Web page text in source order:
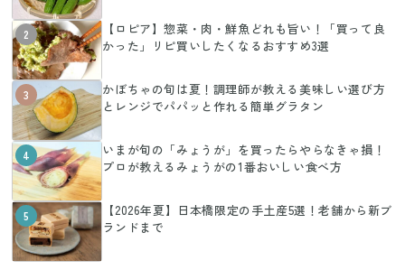
2
【ロピア】惣菜・肉・鮮魚どれも旨い！「買って良
かった」リピ買いしたくなるおすすめ3選
3
かぼちゃの旬は夏！調理師が教える美味しい選び方
とレンジでパパッと作れる簡単グラタン
4
いまが旬の「みょうが」を買ったらやらなきゃ損！
プロが教えるみょうがの1番おいしい食べ方
5
【2026年夏】日本橋限定の手土産5選！老舗から新ブ
ランドまで